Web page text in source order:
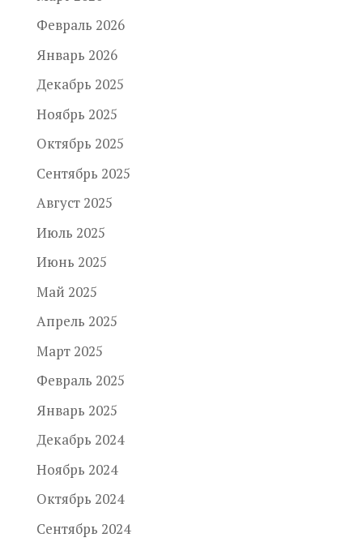
Февраль 2026
Январь 2026
Декабрь 2025
Ноябрь 2025
Октябрь 2025
Сентябрь 2025
Август 2025
Июль 2025
Июнь 2025
Май 2025
Апрель 2025
Март 2025
Февраль 2025
Январь 2025
Декабрь 2024
Ноябрь 2024
Октябрь 2024
Сентябрь 2024